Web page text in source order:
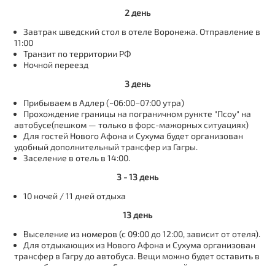
2 день
Завтрак шведский стол в отеле Воронежа. Отправление в
11:00
Транзит по территории РФ
Ночной переезд
3 день
Прибываем в Адлер (~06:00–07:00 утра)
Прохождение границы на пограничном рункте "Псоу" на
автобусе(пешком — только в форс-мажорных ситуациях)
Для гостей Нового Афона и Сухума будет организован
удобный дополнительный трансфер из Гагры.
Заселение в отель в 14:00.
3 - 13 день
10 ночей / 11 дней отдыха
13 день
Выселение из номеров (с 09:00 до 12:00, зависит от отеля).
Для отдыхающих из Нового Афона и Сухума организован
трансфер в Гагру до автобуса. Вещи можно будет оставить в